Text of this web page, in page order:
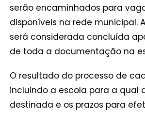
serão encaminhados para
disponíveis na rede municipal.
será considerada concluída
de toda a documentação na
O resultado do processo de
incluindo a escola para a qual
destinada e os prazos para